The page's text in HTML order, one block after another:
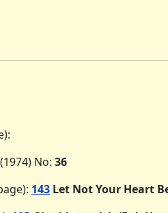
No: 36
143 Let Not Your Heart